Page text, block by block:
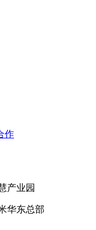
作
产业园
华东总部